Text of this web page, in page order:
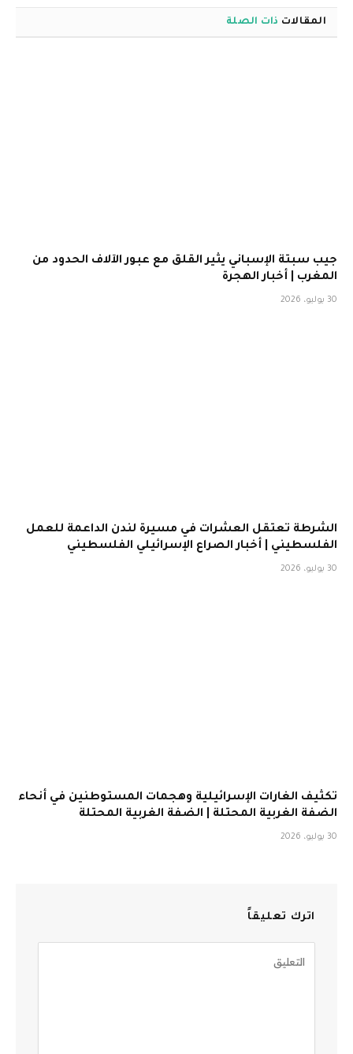
المقالات ذات الصلة
جيب سبتة الإسباني يثير القلق مع عبور الآلاف الحدود من
المغرب | أخبار الهجرة
30 يوليو، 2026
الشرطة تعتقل العشرات في مسيرة لندن الداعمة للعمل
الفلسطيني | أخبار الصراع الإسرائيلي الفلسطيني
30 يوليو، 2026
تكثيف الغارات الإسرائيلية وهجمات المستوطنين في أنحاء
الضفة الغربية المحتلة | الضفة الغربية المحتلة
30 يوليو، 2026
اترك تعليقاً